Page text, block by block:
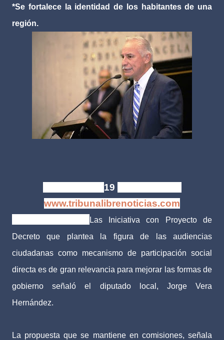
*Se fortalece la identidad de los habitantes de una
región.
19
www.tribunalibrenoticias.com
Las Iniciativa con Proyecto de
Decreto que plantea la figura de las audiencias
ciudadanas como mecanismo de participación social
directa es de gran relevancia para mejorar las formas de
gobierno señaló el diputado local, Jorge Vera
Hernández.
La propuesta que se mantiene en comisiones, señala